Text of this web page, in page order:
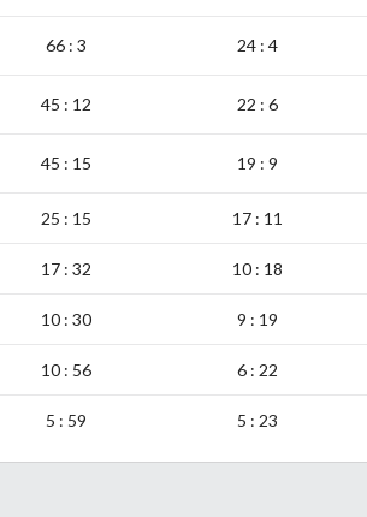
66 : 3 24 : 4
45 : 12 22 : 6
45 : 15 19 : 9
25 : 15 17 : 11
17 : 32 10 : 18
10 : 30 9 : 19
10 : 56 6 : 22
5 : 59 5 : 23